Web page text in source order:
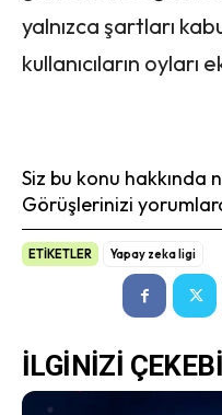
yalnızca şartları
kullanıcıların oyları
Siz bu konu hakkında
Görüşlerinizi
ETİKETLER Yapay zeka ligi